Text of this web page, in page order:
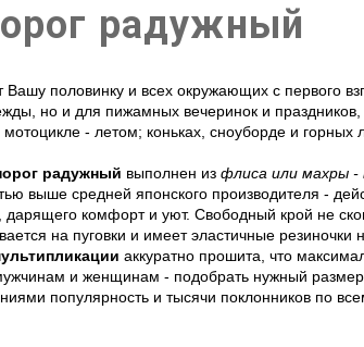
радужный
Вашу половинку и всех окружающих с первого
но и для пижамных вечеринок и праздников,
- летом; коньках, сноуборде и горных
радужный выполнен из флиса или махры -
выше средней японского производителя -
комфорт и уют. Свободный крой не
на пуговки и имеет эластичные
аккуратно прошита, что
и женщинам - подобрать нужный размер
популярность и тысячи поклонников по